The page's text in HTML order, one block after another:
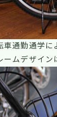
車通勤通学
ームデザイン